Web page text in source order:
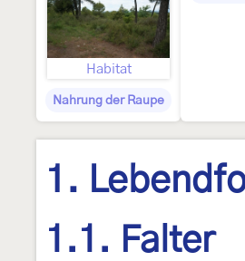
Habitat
Nahrung der Raupe
1.
1.1. Falter